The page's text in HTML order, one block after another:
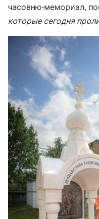
часовню-мемориал,
которые сегодня